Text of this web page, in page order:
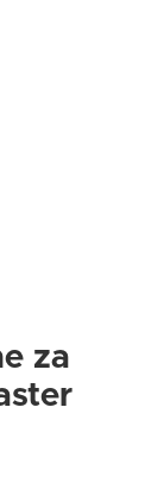
za